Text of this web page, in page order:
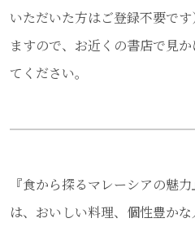
いただいた方はご登録不要で
ますので、お近くの書店で見
てください。
『食から探るマレーシアの魅
は、おいしい料理、個性豊か